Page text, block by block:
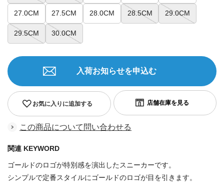
27.0CM 27.5CM 28.0CM 28.5CM 29.0CM
29.5CM 30.0CM
お気に入りに追加する
入荷お知らせを申込む
この商品について問い合わせる
関連 KEYWORD
ゴールドのロゴが特別感を演出したスニーカーです。
シンプルで定番スタイルにゴールドのロゴが目を引きます。